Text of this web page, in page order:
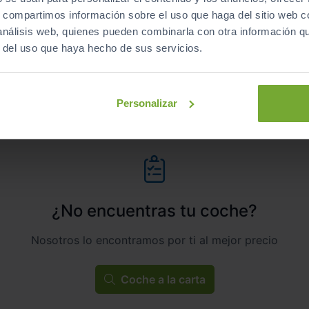
información sobre el uso que haga del sitio web
web, quienes pueden combinarla con otra información
uso que haya hecho de sus servicios.
Personalizar
Manual
Gasolina
¿No encuentras tu coche?
Nosotros lo encontramos por ti al mejor precio
Coche a la carta